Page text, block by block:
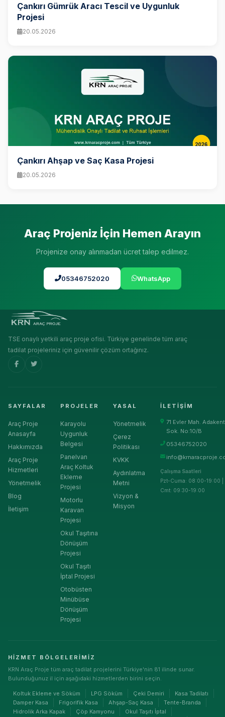
Çankırı Gümrük Aracı Tescil ve Uygunluk
Projesi
20.05.2026
Çankırı Ahşap ve Saç Kasa Projesi
20.05.2026
Araç Projeniz İçin Hemen Arayın
Projenize onay alınmadan ücret talep edilmez.
05346752020 WhatsApp
TSE onaylı yetkili araç proje ofisi. Türkiye genelinde tüm araç
tadilat projeleriniz için güvenilir çözüm ortağınız.
SAYFALAR
Araç Proje
Anasayfa
Hakkımızda
Araç Proje
Hizmetleri
Yönetmelik
Blog
İletişim
PROJELER
Karayolu
Uygunluk
Belgesi
Panelvan
Araç Koltuk
Ekleme
Projesi
Motorlu
Karavan
Projesi
Okul Taşıtına
Dönüşüm
Projesi
Okul Taşıtı
İptal Projesi
Otobüsten
Minübüse
Dönüşüm
Projesi
YASAL
Yönetmelik
Çerez
Politikası
KVKK
Aydınlatma
Metni
Vizyon &
Misyon
İLETIŞIM
71 Evler Mah. Adakent
Sok. No:10/B
05346752020
Çalışma Saatleri
Pzt-Cuma: 08:00-19:00 |
Cmt: 09:30-19:00
HIZMET BÖLGELERIMIZ
KRN Araç Proje tüm araç tadilat projelerini Türkiye'nin 81 ilinde sunar.
Bulunduğunuz il için aşağıdaki hizmetlerden birini seçin.
Koltuk Ekleme ve Söküm LPG Söküm Çeki Demiri
Kasa Tadilatı
Damper Kasa
Frigorifik Kasa Ahşap-Saç Kasa
Tente-Branda
Hidrolik Arka Kapak
Çöp Kamyonu
Okul Taşıtı İptal